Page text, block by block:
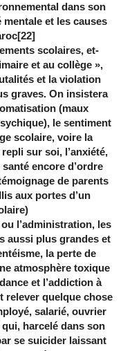
dans son
et les causes
[22]
scolaires, et
et au collège »,
et la violation
graves. On insistera
(maux
le sentiment
scolaire, voire la
sur soi, l’anxiété,
encore d’ordre
de parents
aux portes d’un
l’administration, les
aussi plus grandes et
la perte de
atmosphère toxique
et l’addiction à
relever quelque chose
salarié, ouvrier
harcelé dans son
se suicider laissant